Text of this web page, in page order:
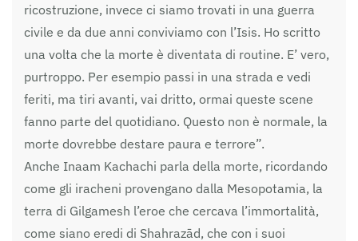
ricostruzione, invece ci siamo trovati in una guerra
civile e da due anni conviviamo con l’Isis. Ho scritto
una volta che la morte è diventata di routine. E’ vero,
purtroppo. Per esempio passi in una strada e vedi
feriti, ma tiri avanti, vai dritto, ormai queste scene
fanno parte del quotidiano. Questo non è normale, la
morte dovrebbe destare paura e terrore”.
Anche Inaam Kachachi parla della morte, ricordando
come gli iracheni provengano dalla Mesopotamia, la
terra di Gilgamesh l’eroe che cercava l’immortalità,
come siano eredi di Shahrazād, che con i suoi